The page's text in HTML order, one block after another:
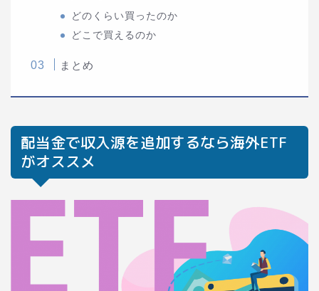
どのくらい買ったのか
どこで買えるのか
まとめ
配当金で収入源を追加するなら海外ETF
がオススメ